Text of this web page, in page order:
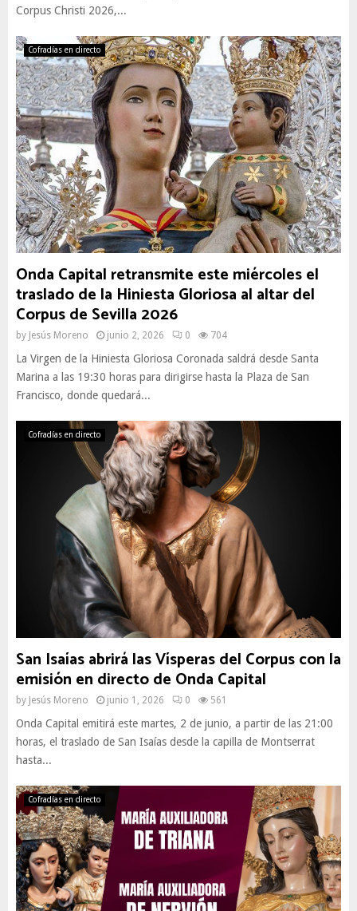
Corpus Christi 2026,...
Cofradías en directo
Onda Capital retransmite este miércoles el
traslado de la Hiniesta Gloriosa al altar del
Corpus de Sevilla 2026
by Jesús Moreno junio 2, 2026 0 704
La Virgen de la Hiniesta Gloriosa Coronada saldrá desde Santa
Marina a las 19:30 horas para dirigirse hasta la Plaza de San
Francisco, donde quedará...
Cofradías en directo
San Isaías abrirá las Vísperas del Corpus con la
emisión en directo de Onda Capital
by Jesús Moreno junio 1, 2026 0 561
Onda Capital emitirá este martes, 2 de junio, a partir de las 21:00
horas, el traslado de San Isaías desde la capilla de Montserrat
hasta...
Cofradías en directo